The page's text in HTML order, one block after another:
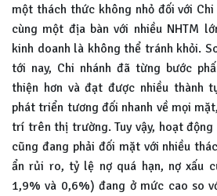
một thách thức không nhỏ đối với
cùng một địa bàn với nhiều NHTM
kinh doanh là không thể tránh khỏi.
tới nay, Chi nhánh đã từng bước
thiện hơn và đạt được nhiều thành
phát triển tương đối nhanh về mọi
trí trên thị trường. Tuy vậy, hoạt
cũng đang phải đối mặt với nhiều
ẩn rủi ro, tỷ lệ nợ quá hạn, nợ xấu
1,9% và 0,6%) đang ở mức cao so